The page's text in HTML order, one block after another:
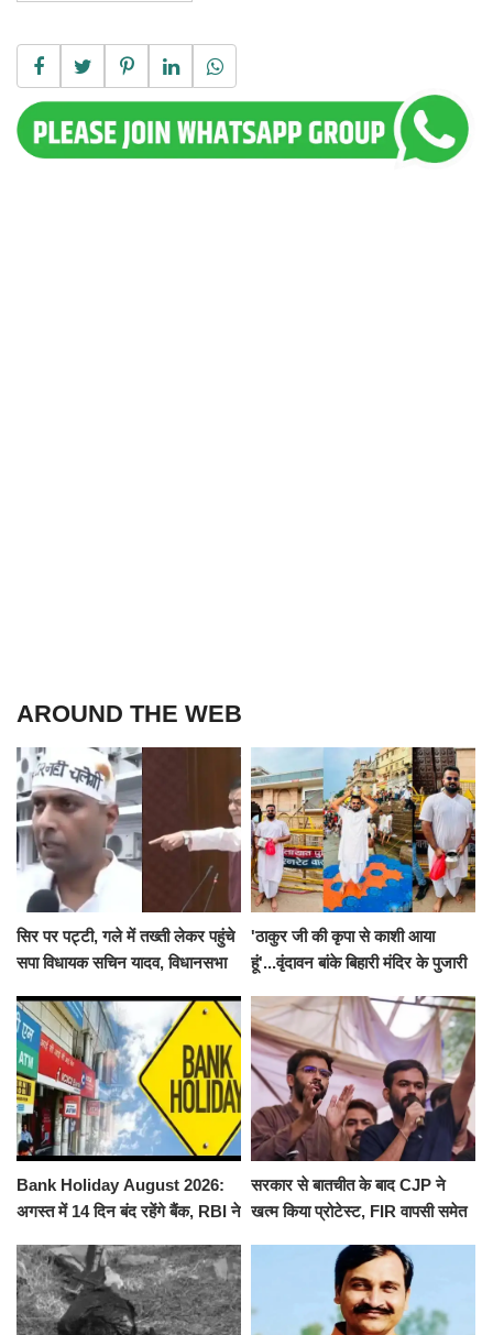
AROUND THE WEB
सिर पर पट्टी, गले में तख्ती लेकर पहुंचे
सपा विधायक सचिन यादव, विधानसभा
निलंबित
'ठाकुर जी की कृपा से काशी आया
हूं'...वृंदावन बांके बिहारी मंदिर के पुजारी
जलाभिषेक
Bank Holiday August 2026:
अगस्त में 14 दिन बंद रहेंगे बैंक, RBI ने
सरकार से बातचीत के बाद CJP ने
खत्म किया प्रोटेस्ट, FIR वापसी समेत